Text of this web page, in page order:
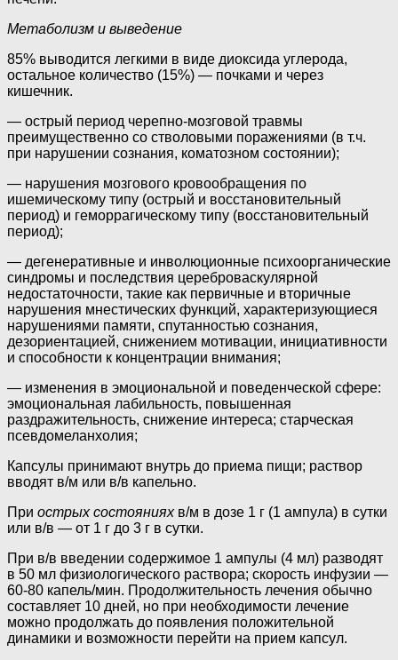
Метаболизм и выведение
85% выводится легкими в виде диоксида углерода,
остальное количество (15%) — почками и через
кишечник.
— острый период черепно-мозговой травмы
преимущественно со стволовыми поражениями (в т.ч.
при нарушении сознания, коматозном состоянии);
— нарушения мозгового кровообращения по
ишемическому типу (острый и восстановительный
период) и геморрагическому типу (восстановительный
период);
— дегенеративные и инволюционные психоорганические
синдромы и последствия цереброваскулярной
недостаточности, такие как первичные и вторичные
нарушения мнестических функций, характеризующиеся
нарушениями памяти, спутанностью сознания,
дезориентацией, снижением мотивации, инициативности
и способности к концентрации внимания;
— изменения в эмоциональной и поведенческой сфере:
эмоциональная лабильность, повышенная
раздражительность, снижение интереса; старческая
псевдомеланхолия;
Капсулы принимают внутрь до приема пищи; раствор
вводят в/м или в/в капельно.
При острых состоянияхв/м в дозе 1 г (1 ампула) в сутки
или в/в — от 1 г до 3 г в сутки.
При в/в введении содержимое 1 ампулы (4 мл) разводят
в 50 мл физиологического раствора; скорость инфузии —
60-80 капель/мин. Продолжительность лечения обычно
составляет 10 дней, но при необходимости лечение
можно продолжать до появления положительной
динамики и возможности перейти на прием капсул.